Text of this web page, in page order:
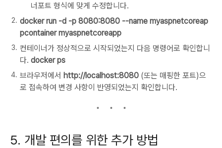
너포트 형식에 맞게 수정합니다.
docker run -d -p 8080:8080 --name myaspnetcoreap
pcontainer myaspnetcoreapp
컨테이너가 정상적으로 시작되었는지 다음 명령어로 확인합니
다. docker ps
브라우저에서 http://localhost:8080 (또는 매핑한 포트)으
로 접속하여 변경 사항이 반영되었는지 확인합니다.
5. 개발 편의를 위한 추가 방법